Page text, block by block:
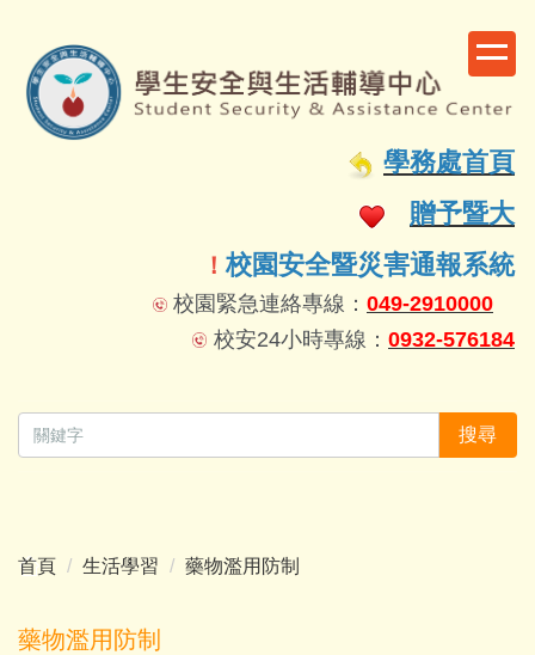
主
要
學務處首頁
贈予暨大
！校園安全暨災害通報系統
校園緊急連絡專線： 049-2910000
校安24小時專線： 0932-576184
搜尋
首頁 生活學習 藥物濫用防制
藥物濫用防制